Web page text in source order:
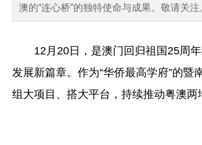
澳的“连心桥”的独特使命与成果。敬请关注
12月20日，是澳门回归祖国25周
发展新篇章。作为“华侨最高学府”的
组大项目、搭大平台，持续推动粤澳